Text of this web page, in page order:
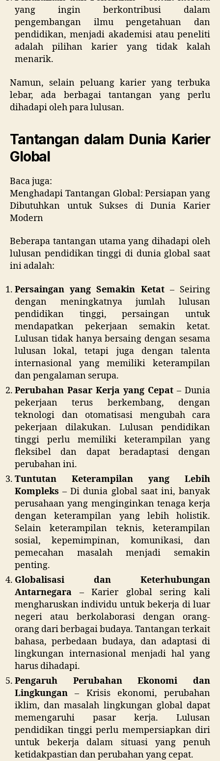
yang ingin berkontribusi dalam
pengembangan ilmu pengetahuan dan
pendidikan, menjadi akademisi atau peneliti
adalah pilihan karier yang tidak kalah
menarik.
Namun, selain peluang karier yang terbuka
lebar, ada berbagai tantangan yang perlu
dihadapi oleh para lulusan.
Tantangan dalam Dunia Karier
Global
Baca juga:
Menghadapi Tantangan Global: Persiapan yang
Dibutuhkan untuk Sukses di Dunia Karier
Modern
Beberapa tantangan utama yang dihadapi oleh
lulusan pendidikan tinggi di dunia global saat
ini adalah:
Persaingan yang Semakin Ketat– Seiring
dengan meningkatnya jumlah lulusan
pendidikan tinggi, persaingan untuk
mendapatkan pekerjaan semakin ketat.
Lulusan tidak hanya bersaing dengan sesama
lulusan lokal, tetapi juga dengan talenta
internasional yang memiliki keterampilan
dan pengalaman serupa.
Perubahan Pasar Kerja yang Cepat – Dunia
pekerjaan terus berkembang, dengan
teknologi dan otomatisasi mengubah cara
pekerjaan dilakukan. Lulusan pendidikan
tinggi perlu memiliki keterampilan yang
fleksibel dan dapat beradaptasi dengan
perubahan ini.
Tuntutan Keterampilan yang Lebih
Kompleks – Di dunia global saat ini, banyak
perusahaan yang menginginkan tenaga kerja
dengan keterampilan yang lebih holistik.
Selain keterampilan teknis, keterampilan
sosial, kepemimpinan, komunikasi, dan
pemecahan masalah menjadi semakin
penting.
Globalisasi dan Keterhubungan
Antarnegara – Karier global sering kali
mengharuskan individu untuk bekerja di luar
negeri atau berkolaborasi dengan orang-
orang dari berbagai budaya. Tantangan terkait
bahasa, perbedaan budaya, dan adaptasi di
lingkungan internasional menjadi hal yang
harus dihadapi.
Pengaruh Perubahan Ekonomi dan
Lingkungan – Krisis ekonomi, perubahan
iklim, dan masalah lingkungan global dapat
memengaruhi pasar kerja. Lulusan
pendidikan tinggi perlu mempersiapkan diri
untuk bekerja dalam situasi yang penuh
ketidakpastian dan perubahan yang cepat.